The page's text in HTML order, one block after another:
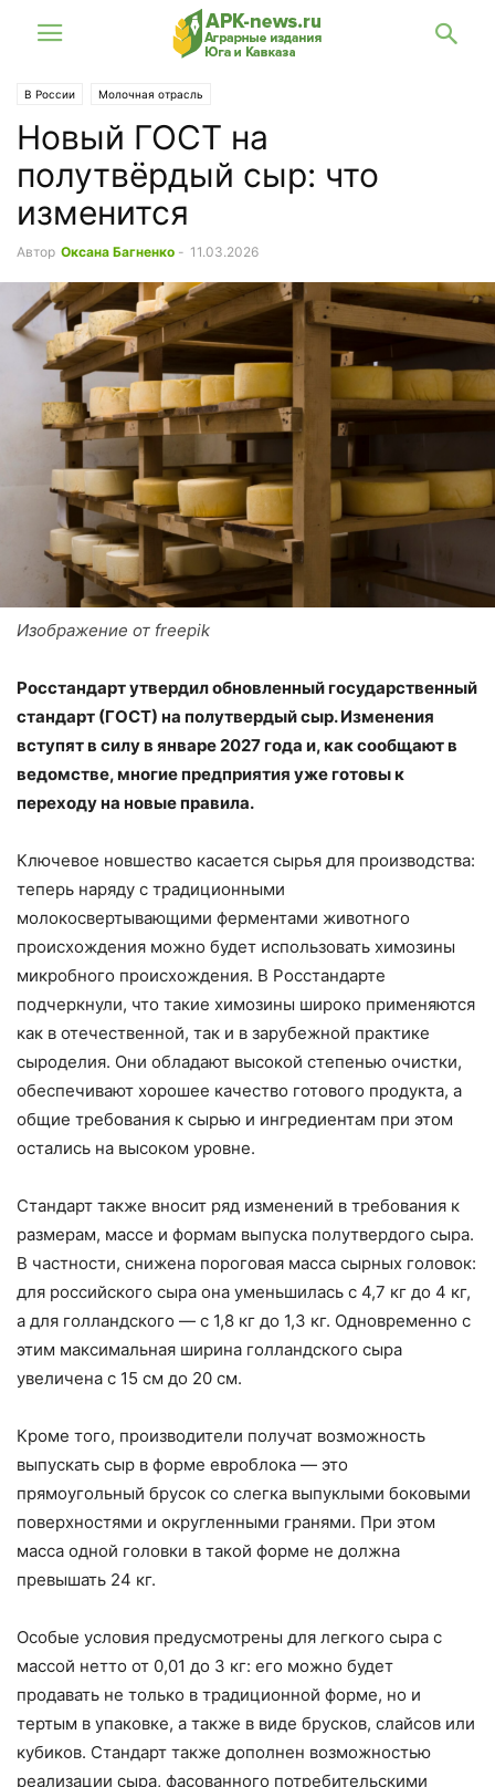
В России Молочная отрасль
Новый ГОСТ на
полутвёрдый сыр: что
изменится
Автор Оксана Багненко - 11.03.2026
Изображение от freepik
Росстандарт утвердил обновленный государственный
стандарт (ГОСТ) на полутвердый сыр. Изменения
вступят в силу в январе 2027 года и, как сообщают в
ведомстве, многие предприятия уже готовы к
переходу на новые правила.
Ключевое новшество касается сырья для производства:
теперь наряду с традиционными
молокосвертывающими ферментами животного
происхождения можно будет использовать химозины
микробного происхождения. В Росстандарте
подчеркнули, что такие химозины широко применяются
как в отечественной, так и в зарубежной практике
сыроделия. Они обладают высокой степенью очистки,
обеспечивают хорошее качество готового продукта, а
общие требования к сырью и ингредиентам при этом
остались на высоком уровне.
Стандарт также вносит ряд изменений в требования к
размерам, массе и формам выпуска полутвердого сыра.
В частности, снижена пороговая масса сырных головок:
для российского сыра она уменьшилась с 4,7 кг до 4 кг,
а для голландского — с 1,8 кг до 1,3 кг. Одновременно с
этим максимальная ширина голландского сыра
увеличена с 15 см до 20 см.
Кроме того, производители получат возможность
выпускать сыр в форме евроблока — это
прямоугольный брусок со слегка выпуклыми боковыми
поверхностями и округленными гранями. При этом
масса одной головки в такой форме не должна
превышать 24 кг.
Особые условия предусмотрены для легкого сыра с
массой нетто от 0,01 до 3 кг: его можно будет
продавать не только в традиционной форме, но и
тертым в упаковке, а также в виде брусков, слайсов или
кубиков. Стандарт также дополнен возможностью
реализации сыра, фасованного потребительскими